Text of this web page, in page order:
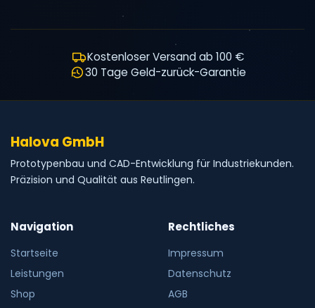
Kostenloser Versand ab 100 €
30 Tage Geld-zurück-Garantie
Halova GmbH
Prototypenbau und CAD-Entwicklung für Industriekunden.
Präzision und Qualität aus Reutlingen.
Navigation
Startseite
Leistungen
Shop
Rechtliches
Impressum
Datenschutz
AGB